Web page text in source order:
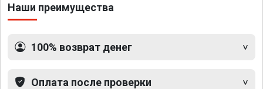
Наши преимущества
100% возврат денег
Оплата после проверки